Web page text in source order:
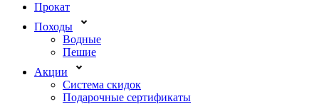
Прокат
Походы
Водные
Пешие
Акции
Система скидок
Подарочные сертификаты